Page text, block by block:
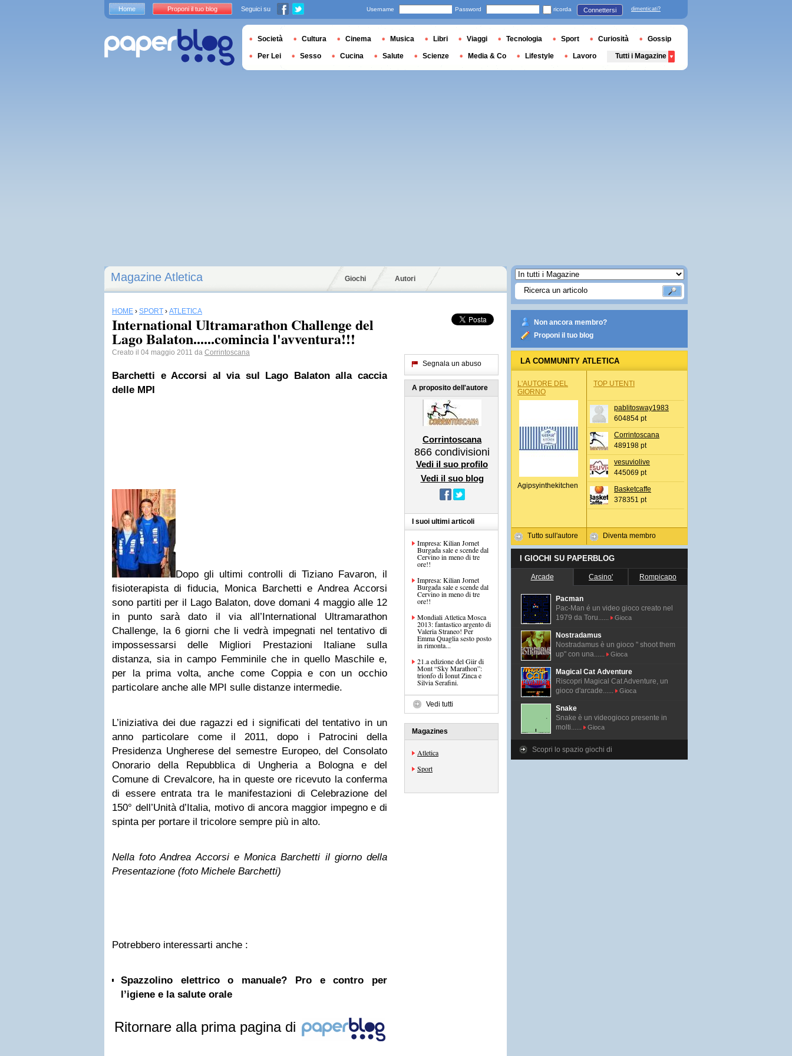
Magazine Atletica Giochi Autori
HOME › SPORT › ATLETICA
International Ultramarathon Challenge del
Lago Balaton......comincia l'avventura!!!
Creato il 04 maggio 2011 da Corrintoscana
Barchetti e Accorsi al via sul Lago Balaton alla caccia
delle MPI
Dopo gli ultimi controlli di Tiziano Favaron, il
fisioterapista di fiducia, Monica Barchetti e Andrea Accorsi
sono partiti per il Lago Balaton, dove domani 4 maggio alle 12
in punto sarà dato il via all’International Ultramarathon
Challenge, la 6 giorni che li vedrà impegnati nel tentativo di
impossessarsi delle Migliori Prestazioni Italiane sulla
distanza, sia in campo Femminile che in quello Maschile e,
per la prima volta, anche come Coppia e con un occhio
particolare anche alle MPI sulle distanze intermedie.
L’iniziativa dei due ragazzi ed i significati del tentativo in un
anno particolare come il 2011, dopo i Patrocini della
Presidenza Ungherese del semestre Europeo, del Consolato
Onorario della Repubblica di Ungheria a Bologna e del
Comune di Crevalcore, ha in queste ore ricevuto la conferma
di essere entrata tra le manifestazioni di Celebrazione del
150° dell’Unità d’Italia, motivo di ancora maggior impegno e di
spinta per portare il tricolore sempre più in alto.
Nella foto Andrea Accorsi e Monica Barchetti il giorno della
Presentazione (foto Michele Barchetti)
Potrebbero interessarti anche :
Spazzolino elettrico o manuale? Pro e contro per
l’igiene e la salute orale
Ritornare alla prima pagina di
Segnala un abuso
A proposito dell'autore
Corrintoscana
866 condivisioni
Vedi il suo profilo
Vedi il suo blog
I suoi ultimi articoli
Impresa: Kilian Jornet
Burgada sale e scende dal
Cervino in meno di tre
ore!!
Impresa: Kilian Jornet
Burgada sale e scende dal
Cervino in meno di tre
ore!!
Mondiali Atletica Mosca
2013: fantastico argento di
Valeria Straneo! Per
Emma Quaglia sesto posto
in rimonta...
21.a edizione del Giir di
Mont “Sky Marathon”:
trionfo di Ionut Zinca e
Silvia Serafini.
Vedi tutti
Magazines
Atletica
Sport
Non ancora membro?
Proponi il tuo blog
LA COMMUNITY ATLETICA
L'AUTORE DEL
GIORNO
Agipsyinthekitchen
Tutto sull'autore
TOP UTENTI
pablitosway1983
604854 pt
Corrintoscana
489198 pt
vesuviolive
445069 pt
Basketcaffe
378351 pt
Diventa membro
I GIOCHI SU PAPERBLOG
Arcade Casino' Rompicapo
Pacman
Pac-Man é un video gioco creato nel
1979 da Toru......
Gioca
Nostradamus
Nostradamus è un gioco " shoot them
up" con una......
Gioca
Magical Cat Adventure
Riscopri Magical Cat Adventure, un
gioco d'arcade......
Gioca
Snake
Snake è un videogioco presente in
molti......
Gioca
Scopri lo spazio giochi di
Home Proponi il tuo blog Seguici su Username Password ricorda Connettersi dimenticati?
Società Cultura Cinema Musica Libri Viaggi Tecnologia Sport Curiosità Gossip
Per Lei Sesso Cucina Salute Scienze Media & Co Lifestyle Lavoro Tutti i Magazine